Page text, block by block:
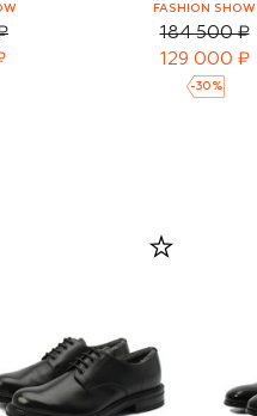
FASHION SHOW
184 500 ₽
129 000 ₽
-30 %